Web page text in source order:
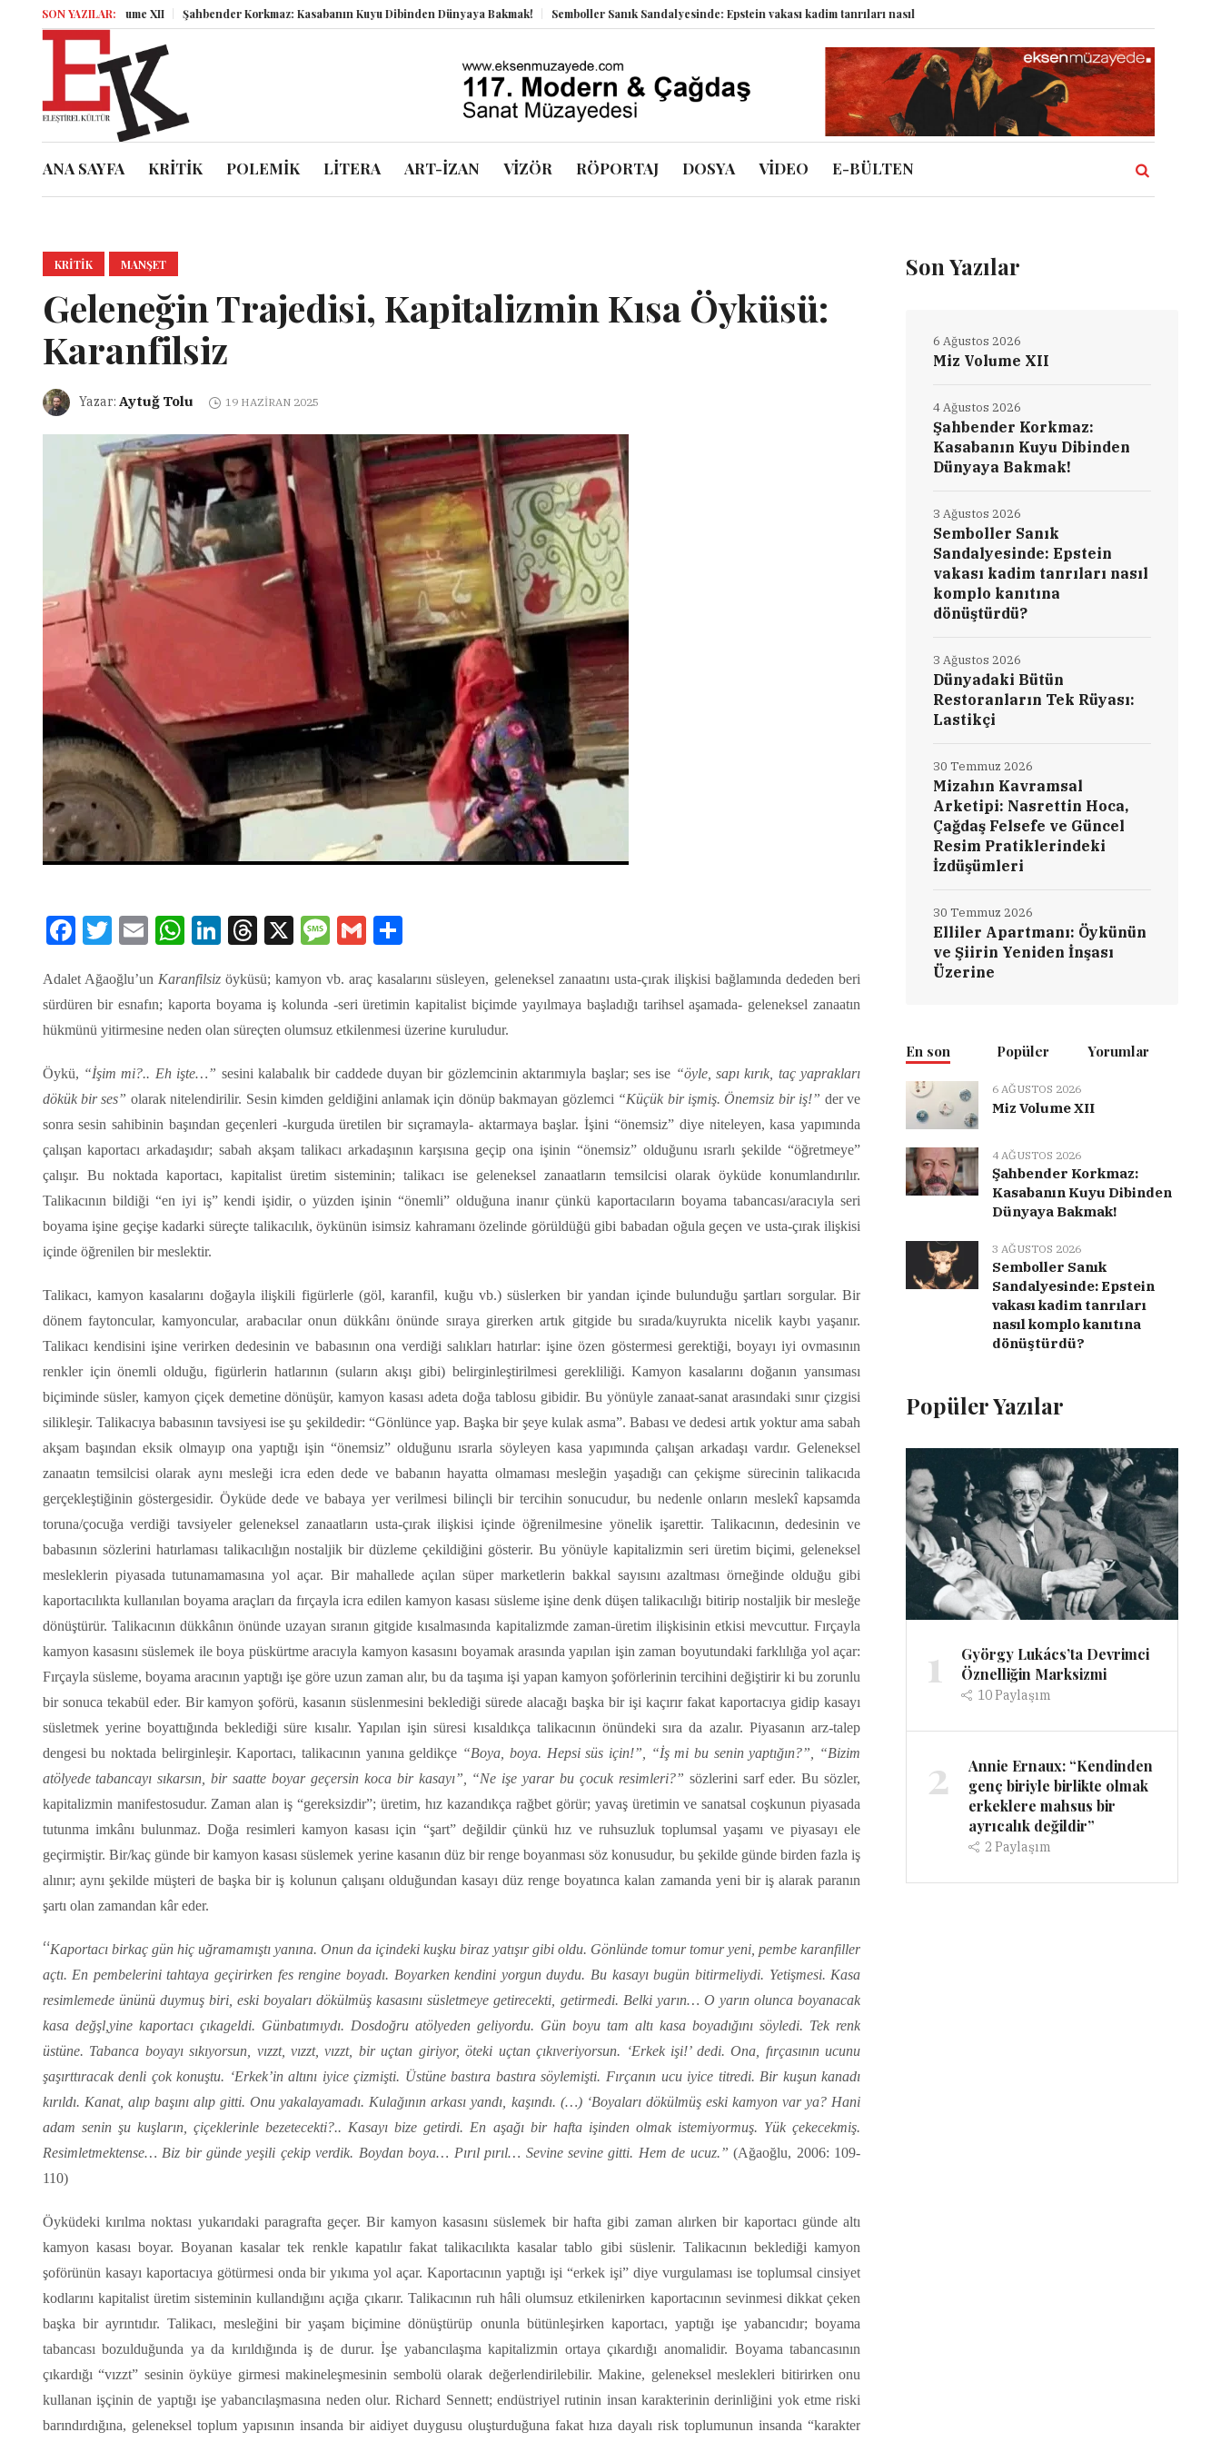
SON YAZILAR:
Miz Volume XII Şahbender Korkmaz: Kasabanın Kuyu Dibinden Dünyaya Bakmak! Semboller Sanık Sandalyesinde: Epstein vakası kadim tanrıları nasıl komplo kanıtına dönüştürdü?
ANA SAYFA KRİTİK POLEMİK LİTERA ART-İZAN VİZÖR RÖPORTAJ DOSYA VİDEO E-BÜLTEN
KRITIK MANŞET
Geleneğin Trajedisi, Kapitalizmin Kısa Öyküsü:
Karanfilsiz
Yazar: Aytuğ Tolu 19 HAZIRAN 2025
FacebookTwitterEmail WhatsAppLinkedInThreads
X Message
Gmail
Adalet Ağaoğlu’un Karanfilsizöyküsü; kamyon vb. araç kasalarını süsleyen, geleneksel zanaatını usta-çırak ilişkisi bağlamında dededen beri
sürdüren bir esnafın; kaporta boyama iş kolunda -seri üretimin kapitalist biçimde yayılmaya başladığı tarihsel aşamada- geleneksel zanaatın
hükmünü yitirmesine neden olan süreçten olumsuz etkilenmesi üzerine kuruludur.
Öykü, “İşim mi?.. Eh işte…” sesini kalabalık bir caddede duyan bir gözlemcinin aktarımıyla başlar; ses ise “öyle, sapı kırık, taç yaprakları
dökük bir ses” olarak nitelendirilir. Sesin kimden geldiğini anlamak için dönüp bakmayan gözlemci “Küçük bir işmiş. Önemsiz bir iş!” der ve
sonra sesin sahibinin başından geçenleri -kurguda üretilen bir sıçramayla- aktarmaya başlar. İşini “önemsiz” diye niteleyen, kasa yapımında
çalışan kaportacı arkadaşıdır; sabah akşam talikacı arkadaşının karşısına geçip ona işinin “önemsiz” olduğunu ısrarlı şekilde “öğretmeye”
çalışır. Bu noktada kaportacı, kapitalist üretim sisteminin; talikacı ise geleneksel zanaatların temsilcisi olarak öyküde konumlandırılır.
Talikacının bildiği “en iyi iş” kendi işidir, o yüzden işinin “önemli” olduğuna inanır çünkü kaportacıların boyama tabancası/aracıyla seri
boyama işine geçişe kadarki süreçte talikacılık, öykünün isimsiz kahramanı özelinde görüldüğü gibi babadan oğula geçen ve usta-çırak ilişkisi
içinde öğrenilen bir meslektir.
Talikacı, kamyon kasalarını doğayla ilişkili figürlerle (göl, karanfil, kuğu vb.) süslerken bir yandan içinde bulunduğu şartları sorgular. Bir
dönem faytoncular, kamyoncular, arabacılar onun dükkânı önünde sıraya girerken artık gitgide bu sırada/kuyrukta nicelik kaybı yaşanır.
Talikacı kendisini işine verirken dedesinin ve babasının ona verdiği salıkları hatırlar: işine özen göstermesi gerektiği, boyayı iyi ovmasının
renkler için önemli olduğu, figürlerin hatlarının (suların akışı gibi) belirginleştirilmesi gerekliliği. Kamyon kasalarını doğanın yansıması
biçiminde süsler, kamyon çiçek demetine dönüşür, kamyon kasası adeta doğa tablosu gibidir. Bu yönüyle zanaat-sanat arasındaki sınır çizgisi
silikleşir. Talikacıya babasının tavsiyesi ise şu şekildedir: “Gönlünce yap. Başka bir şeye kulak asma”. Babası ve dedesi artık yoktur ama sabah
akşam başından eksik olmayıp ona yaptığı işin “önemsiz” olduğunu ısrarla söyleyen kasa yapımında çalışan arkadaşı vardır. Geleneksel
zanaatın temsilcisi olarak aynı mesleği icra eden dede ve babanın hayatta olmaması mesleğin yaşadığı can çekişme sürecinin talikacıda
gerçekleştiğinin göstergesidir. Öyküde dede ve babaya yer verilmesi bilinçli bir tercihin sonucudur, bu nedenle onların meslekî kapsamda
toruna/çocuğa verdiği tavsiyeler geleneksel zanaatların usta-çırak ilişkisi içinde öğrenilmesine yönelik işarettir. Talikacının, dedesinin ve
babasının sözlerini hatırlaması talikacılığın nostaljik bir düzleme çekildiğini gösterir. Bu yönüyle kapitalizmin seri üretim biçimi, geleneksel
mesleklerin piyasada tutunamamasına yol açar. Bir mahallede açılan süper marketlerin bakkal sayısını azaltması örneğinde olduğu gibi
kaportacılıkta kullanılan boyama araçları da fırçayla icra edilen kamyon kasası süsleme işine denk düşen talikacılığı bitirip nostaljik bir mesleğe
dönüştürür. Talikacının dükkânın önünde uzayan sıranın gitgide kısalmasında kapitalizmde zaman-üretim ilişkisinin etkisi mevcuttur. Fırçayla
kamyon kasasını süslemek ile boya püskürtme aracıyla kamyon kasasını boyamak arasında yapılan işin zaman boyutundaki farklılığa yol açar:
Fırçayla süsleme, boyama aracının yaptığı işe göre uzun zaman alır, bu da taşıma işi yapan kamyon şoförlerinin tercihini değiştirir ki bu zorunlu
bir sonuca tekabül eder. Bir kamyon şoförü, kasanın süslenmesini beklediği sürede alacağı başka bir işi kaçırır fakat kaportacıya gidip kasayı
süsletmek yerine boyattığında beklediği süre kısalır. Yapılan işin süresi kısaldıkça talikacının önündeki sıra da azalır. Piyasanın arz-talep
dengesi bu noktada belirginleşir. Kaportacı, talikacının yanına geldikçe “Boya, boya. Hepsi süs için!”, “İş mi bu senin yaptığın?”, “Bizim
atölyede tabancayı sıkarsın, bir saatte boyar geçersin koca bir kasayı”, “Ne işe yarar bu çocuk resimleri?” sözlerini sarf eder. Bu sözler,
kapitalizmin manifestosudur. Zaman alan iş “gereksizdir”; üretim, hız kazandıkça rağbet görür; yavaş üretimin ve sanatsal coşkunun piyasada
tutunma imkânı bulunmaz. Doğa resimleri kamyon kasası için “şart” değildir çünkü hız ve ruhsuzluk toplumsal yaşamı ve piyasayı ele
geçirmiştir. Bir/kaç günde bir kamyon kasası süslemek yerine kasanın düz bir renge boyanması söz konusudur, bu şekilde günde birden fazla iş
alınır; aynı şekilde müşteri de başka bir iş kolunun çalışanı olduğundan kasayı düz renge boyatınca kalan zamanda yeni bir iş alarak paranın
şartı olan zamandan kâr eder.
“Kaportacı birkaç gün hiç uğramamıştı yanına. Onun da içindeki kuşku biraz yatışır gibi oldu. Gönlünde tomur tomur yeni, pembe karanfiller
açtı. En pembelerini tahtaya geçirirken fes rengine boyadı. Boyarken kendini yorgun duydu. Bu kasayı bugün bitirmeliydi. Yetişmesi. Kasa
resimlemede ününü duymuş biri, eski boyaları dökülmüş kasasını süsletmeye getirecekti, getirmedi. Belki yarın… O yarın olunca boyanacak
kasa değşl,yine kaportacı çıkageldi. Günbatımıydı. Dosdoğru atölyeden geliyordu. Gün boyu tam altı kasa boyadığını söyledi. Tek renk
üstüne. Tabanca boyayı sıkıyorsun, vızzt, vızzt, vızzt, bir uçtan giriyor, öteki uçtan çıkıveriyorsun. ‘Erkek işi!’ dedi. Ona, fırçasının ucunu
şaşırttıracak denli çok konuştu. ‘Erkek’in altını iyice çizmişti. Üstüne bastıra bastıra söylemişti. Fırçanın ucu iyice titredi. Bir kuşun kanadı
kırıldı. Kanat, alıp başını alıp gitti. Onu yakalayamadı. Kulağının arkası yandı, kaşındı. (…) ‘Boyaları dökülmüş eski kamyon var ya? Hani
adam senin şu kuşların, çiçeklerinle bezetecekti?.. Kasayı bize getirdi. En aşağı bir hafta işinden olmak istemiyormuş. Yük çekecekmiş.
Resimletmektense… Biz bir günde yeşili çekip verdik. Boydan boya… Pırıl pırıl… Sevine sevine gitti. Hem de ucuz.” (Ağaoğlu, 2006: 109-
110)
Öyküdeki kırılma noktası yukarıdaki paragrafta geçer. Bir kamyon kasasını süslemek bir hafta gibi zaman alırken bir kaportacı günde altı
kamyon kasası boyar. Boyanan kasalar tek renkle kapatılır fakat talikacılıkta kasalar tablo gibi süslenir. Talikacının beklediği kamyon
şoförünün kasayı kaportacıya götürmesi onda bir yıkıma yol açar. Kaportacının yaptığı işi “erkek işi” diye vurgulaması ise toplumsal cinsiyet
kodlarını kapitalist üretim sisteminin kullandığını açığa çıkarır. Talikacının ruh hâli olumsuz etkilenirken kaportacının sevinmesi dikkat çeken
başka bir ayrıntıdır. Talikacı, mesleğini bir yaşam biçimine dönüştürüp onunla bütünleşirken kaportacı, yaptığı işe yabancıdır; boyama
tabancası bozulduğunda ya da kırıldığında iş de durur. İşe yabancılaşma kapitalizmin ortaya çıkardığı anomalidir. Boyama tabancasının
çıkardığı “vızzt” sesinin öyküye girmesi makineleşmesinin sembolü olarak değerlendirilebilir. Makine, geleneksel meslekleri bitirirken onu
kullanan işçinin de yaptığı işe yabancılaşmasına neden olur. Richard Sennett; endüstriyel rutinin insan karakterinin derinliğini yok etme riski
barındırdığına, geleneksel toplum yapısının insanda bir aidiyet duygusu oluşturduğuna fakat hıza dayalı risk toplumunun insanda “karakter
Son Yazılar
Miz Volume XII
6 Ağustos 2026
Şahbender Korkmaz:
Kasabanın Kuyu Dibinden
Dünyaya Bakmak!
4 Ağustos 2026
Semboller Sanık
Sandalyesinde: Epstein
vakası kadim tanrıları nasıl
komplo kanıtına
dönüştürdü?
3 Ağustos 2026
Dünyadaki Bütün
Restoranların Tek Rüyası:
Lastikçi
3 Ağustos 2026
Mizahın Kavramsal
Arketipi: Nasrettin Hoca,
Çağdaş Felsefe ve Güncel
Resim Pratiklerindeki
İzdüşümleri
30 Temmuz 2026
Elliler Apartmanı: Öykünün
ve Şiirin Yeniden İnşası
Üzerine
30 Temmuz 2026
En son Popüler Yorumlar
6 AĞUSTOS 2026
Miz Volume XII
4 AĞUSTOS 2026
Şahbender Korkmaz:
Kasabanın Kuyu Dibinden
Dünyaya Bakmak!
3 AĞUSTOS 2026
Semboller Sanık
Sandalyesinde: Epstein
vakası kadim tanrıları
nasıl komplo kanıtına
dönüştürdü?
Popüler Yazılar
1
György Lukács’ta Devrimci
Öznelliğin Marksizmi
10Paylaşım
2
Annie Ernaux: “Kendinden
genç biriyle birlikte olmak
erkeklere mahsus bir
ayrıcalık değildir”
2Paylaşım